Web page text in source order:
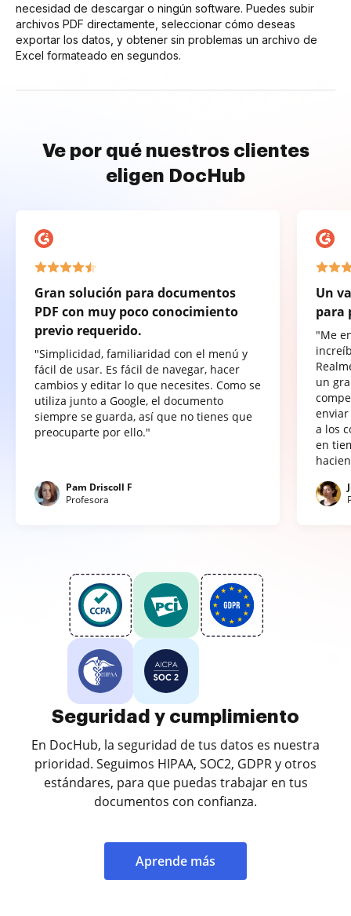
necesidad de descargar o ningún software. Puedes subir
archivos PDF directamente, seleccionar cómo deseas
exportar los datos, y obtener sin problemas un archivo de
Excel formateado en segundos.
Ve por qué nuestros clientes
eligen DocHub
Gran solución para documentos
PDF con muy poco conocimiento
previo requerido.
"Simplicidad, familiaridad con el menú y
fácil de usar. Es fácil de navegar, hacer
cambios y editar lo que necesites. Como se
utiliza junto a Google, el documento
siempre se guarda, así que no tienes que
preocuparte por ello."
Pam Driscoll F
Profesora
Un
para
"Me
un
a los
en
Seguridad y cumplimiento
En DocHub, la seguridad de tus datos es nuestra
prioridad. Seguimos HIPAA, SOC2, GDPR y otros
estándares, para que puedas trabajar en tus
documentos con confianza.
Aprende más